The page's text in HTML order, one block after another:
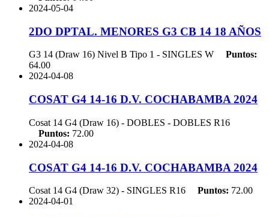
2024-05-04
2DO DPTAL. MENORES G3 CB 14 18 AÑOS
G3 14 (Draw 16) Nivel B Tipo 1 - SINGLES W
Puntos:
64.00
2024-04-08
COSAT G4 14-16 D.V. COCHABAMBA 2024
Cosat 14 G4 (Draw 16) - DOBLES - DOBLES R16
Puntos: 72.00
2024-04-08
COSAT G4 14-16 D.V. COCHABAMBA 2024
Cosat 14 G4 (Draw 32) - SINGLES R16 Puntos: 72.00
2024-04-01